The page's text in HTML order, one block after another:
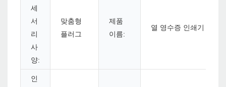
세
서
리
사
양:
맞춤형
플러그
제품
이름:
열 영수증 인쇄기
인